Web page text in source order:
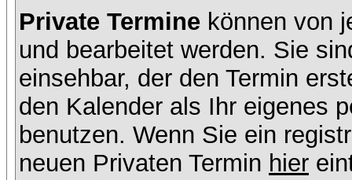
Private Termine können von
und bearbeitet werden. Sie
einsehbar, der den Termin
den Kalender als Ihr eigenes
benutzen. Wenn Sie ein
neuen Privaten Termin hier